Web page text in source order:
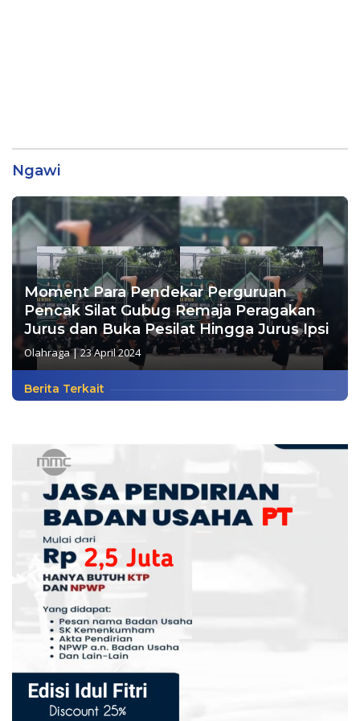
Ngawi
Moment Para Pendekar Perguruan
Pencak Silat Gubug Remaja Peragakan
Jurus dan Buka Pesilat Hingga Jurus Ipsi
Olahraga|23 April 2024
Berita Terkait